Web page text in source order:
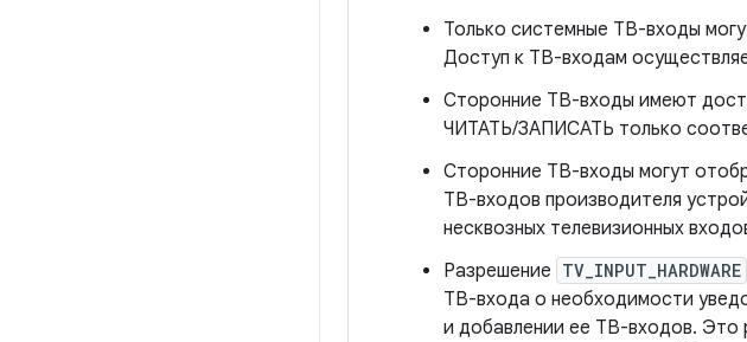
Только системные ТВ-входы
Доступ к ТВ-входам
Сторонние ТВ-входы имеют
ЧИТАТЬ/ЗАПИСАТЬ только
Сторонние ТВ-входы могут
ТВ-входов производителя
несквозных телевизионных
Разрешение TV_INPUT_HARDWARE
ТВ-входа о необходимости
и добавлении ее ТВ-входов. Это